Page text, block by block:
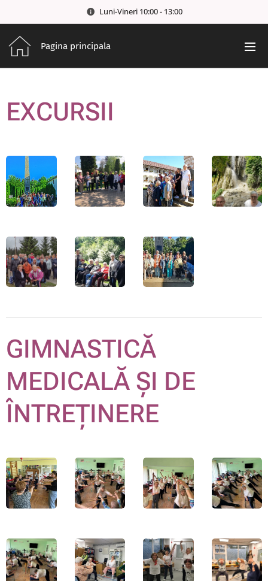
Luni-Vineri 10:00 - 13:00
Pagina principala
EXCURSII
GIMNASTICĂ
MEDICALĂ ȘI DE
ÎNTREȚINERE